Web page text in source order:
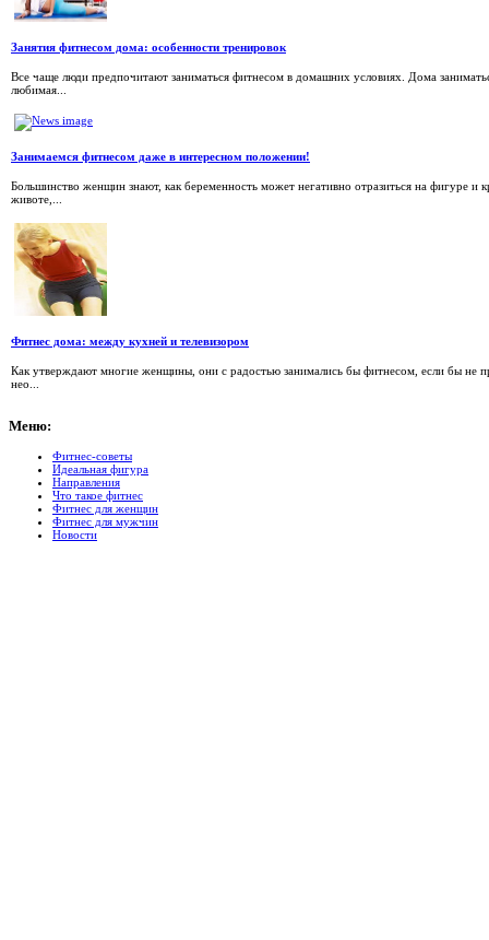
Занятия фитнесом дома: особенности тренировок
Все чаще люди предпочитают заниматься фитнесом в домашних условиях. Дома
любимая...
Занимаемся фитнесом даже в интересном положении!
Большинство женщин знают, как беременность может негативно отразиться на фигуре и
животе,...
Фитнес дома: между кухней и телевизором
Как утверждают многие женщины, они с радостью занимались бы фитнесом, если бы не
нео...
Меню:
Фитнес-советы
Идеальная фигура
Направления
Что такое фитнес
Фитнес для женщин
Фитнес для мужчин
Новости